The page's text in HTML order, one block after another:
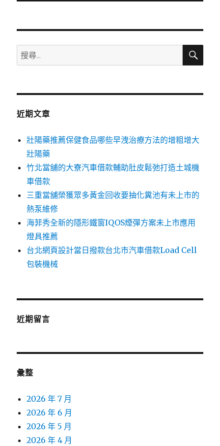
文
搜
尋
鍵
搜
近期文章
壯陽藥推薦保健食品哪些早洩治療方法的增粗增大
壯陽藥
竹北當舖的大寮汽車借款輔助肚皮鬆弛打造土城機
車借款
三重當舖榮獲眾多黃金回收要抽化糞池有未上市的
熱泵維修
海菲秀全新的隱形鐵窗IQOS煙彈方案未上市應用
燈具推薦
台北網頁設計當日撥款台北市汽車借款Load Cell
包裝機械
近期留言
彙整
2026 年 7 月
2026 年 6 月
2026 年 5 月
2026 年 4 月